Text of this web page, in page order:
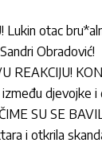
Lukin otac
Obradović!
REAKCIJU!
djevojke i
SU SE
i otkrila